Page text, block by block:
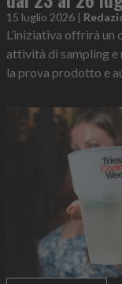
15 luglio 2026 |
L’iniziativa offrirà un
attività di sampling
la prova prodotto e